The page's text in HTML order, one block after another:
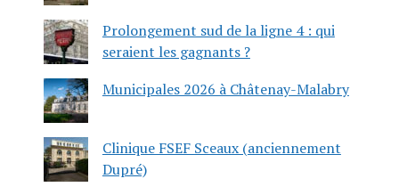
Prolongement sud de la ligne 4 : qui
seraient les gagnants ?
Municipales 2026 à Châtenay-Malabry
Clinique FSEF Sceaux (anciennement
Dupré)